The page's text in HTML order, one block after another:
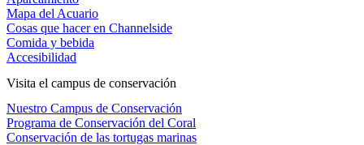
Mapa del Acuario
Cosas que hacer en Channelside
Comida y bebida
Accesibilidad
Visita el campus de conservación
Nuestro Campus de Conservación
Programa de Conservación del Coral
Conservación de las tortugas marinas